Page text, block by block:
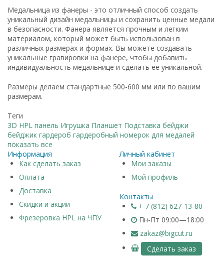
Медальница из фанеры - это отличный способ создать
уникальный дизайн медальницы и сохранить ценные медали
в безопасности. Фанера является прочным и легким
материалом, который может быть использован в
различных размерах и формах. Вы можете создавать
уникальные гравировки на фанере, чтобы добавить
индивидуальность медальнице и сделать ее уникальной.
Размеры делаем стандартные 500-600 мм или по вашим
размерам.
Теги
3D HPL панель Игрушка Планшет Подставка бейджи
бейджик гардероб гардеробный номерок для медалей
показать все
Информация
Как сделать заказ
Оплата
Доставка
Скидки и акции
Фрезеровка HPL на ЧПУ
Личный кабинет
Мои заказы
Мой профиль
Контакты
+ 7 (812) 627-13-80
Пн-Пт 09:00—18:00
zakaz@bigcut.ru
Сделать заказ